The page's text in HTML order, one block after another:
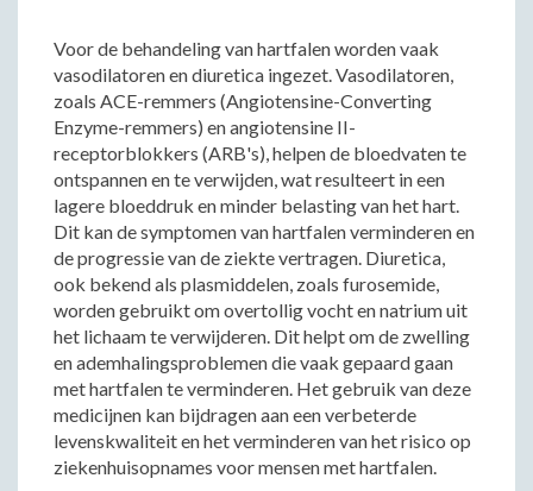
Voor de behandeling van hartfalen worden vaak
vasodilatoren en diuretica ingezet. Vasodilatoren,
zoals ACE-remmers (Angiotensine-Converting
Enzyme-remmers) en angiotensine II-
receptorblokkers (ARB's), helpen de bloedvaten te
ontspannen en te verwijden, wat resulteert in een
lagere bloeddruk en minder belasting van het hart.
Dit kan de symptomen van hartfalen verminderen en
de progressie van de ziekte vertragen. Diuretica,
ook bekend als plasmiddelen, zoals furosemide,
worden gebruikt om overtollig vocht en natrium uit
het lichaam te verwijderen. Dit helpt om de zwelling
en ademhalingsproblemen die vaak gepaard gaan
met hartfalen te verminderen. Het gebruik van deze
medicijnen kan bijdragen aan een verbeterde
levenskwaliteit en het verminderen van het risico op
ziekenhuisopnames voor mensen met hartfalen.